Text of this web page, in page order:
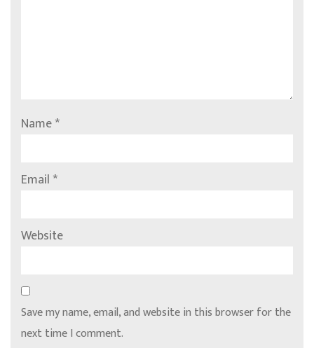
Name*
Email*
Website
Save my name, email, and website in this browser for the
next time I comment.